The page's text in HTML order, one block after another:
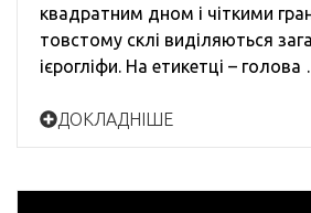
квадратним дном і чіткими
товстому склі виділяються
ієрогліфи. На етикетці – голова
ДОКЛАДНІШЕ